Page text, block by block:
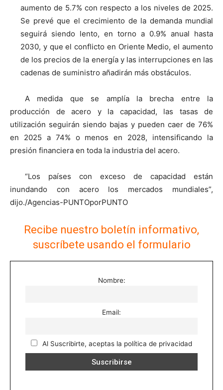
aumento de 5.7% con respecto a los niveles de 2025.
Se prevé que el crecimiento de la demanda mundial
seguirá siendo lento, en torno a 0.9% anual hasta
2030, y que el conflicto en Oriente Medio, el aumento
de los precios de la energía y las interrupciones en las
cadenas de suministro añadirán más obstáculos.
A medida que se amplía la brecha entre la
producción de acero y la capacidad, las tasas de
utilización seguirán siendo bajas y pueden caer de 76%
en 2025 a 74% o menos en 2028, intensificando la
presión financiera en toda la industria del acero.
“Los países con exceso de capacidad están
inundando con acero los mercados mundiales”,
dijo./Agencias-PUNTOporPUNTO
Recibe nuestro boletín informativo,
suscríbete usando el formulario
Nombre:
Email:
Al Suscribirte, aceptas la política de privacidad